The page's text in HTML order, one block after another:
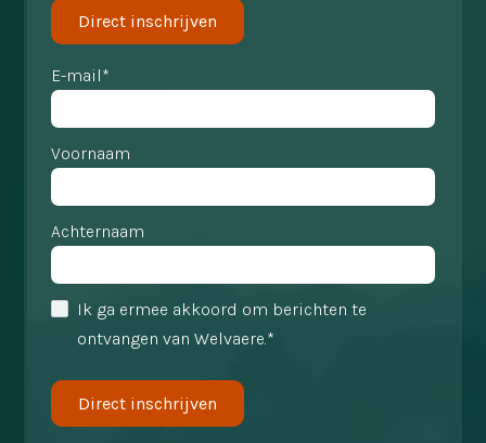
Direct inschrijven
E-mail*
Voornaam
Achternaam
Ik ga ermee akkoord om berichten te
ontvangen van Welvaere.*